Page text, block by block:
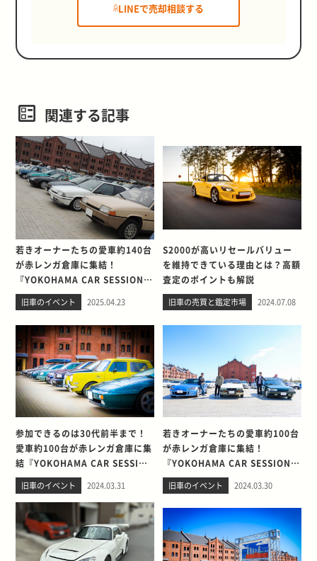
LINEで売却相談する
関連する記事
若きオーナーたちの愛車約140台
が赤レンガ倉庫に集結！
『YOKOHAMA CAR SESSION
2025 ～若者たちのカーライフ～
』
旧車のイベント 2025.04.23
S2000が高いリセールバリュー
を維持できている理由とは？高額
査定のポイントも解説
旧車の売買と鑑定市場 2024.07.08
参加できるのは30代前半まで！
愛車約100台が赤レンガ倉庫に集
結『YOKOHAMA CAR SESSION
～若者たちのカーライフ～とは？
(輸入車編)』
旧車のイベント 2024.03.31
若きオーナーたちの愛車約100台
が赤レンガ倉庫に集結！
『YOKOHAMA CAR SESSION
～若者たちのカーライフ～とは？
(国産車編)』
旧車のイベント 2024.03.30